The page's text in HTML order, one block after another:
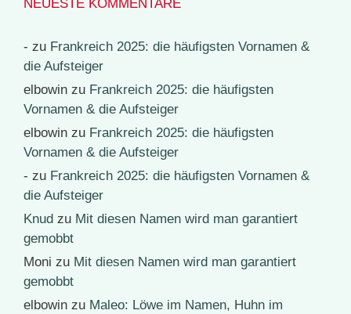
NEUESTE KOMMENTARE
- zu Frankreich 2025: die häufigsten Vornamen &
die Aufsteiger
elbowin zu Frankreich 2025: die häufigsten
Vornamen & die Aufsteiger
elbowin zu Frankreich 2025: die häufigsten
Vornamen & die Aufsteiger
- zu Frankreich 2025: die häufigsten Vornamen &
die Aufsteiger
Knud zu Mit diesen Namen wird man garantiert
gemobbt
Moni zu Mit diesen Namen wird man garantiert
gemobbt
elbowin zu Maleo: Löwe im Namen, Huhn im